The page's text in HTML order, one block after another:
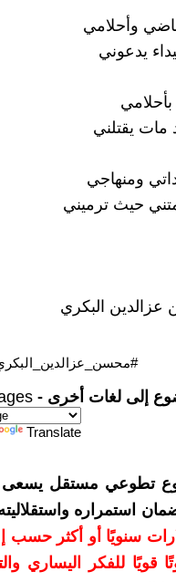
وأحلامي
يدعوني
مات يقتلني
ومنهاجي
حيث ترميني
البكري
إلى لغات أخرى -
Translate
تطوعي مستقل يسعى
استمراره
بمبلغ 10 دولارات سنويًا أو
قويًا للفكر اليساري